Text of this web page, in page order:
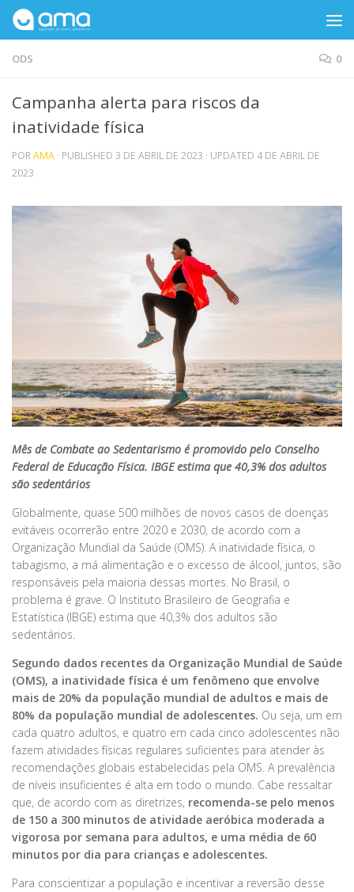
Skip to content
ODS 0
Campanha alerta para riscos da
inatividade física
PORAMA · PUBLISHED 3 DE ABRIL DE 2023 · UPDATED 4 DE ABRIL DE
2023
Mês de Combate ao Sedentarismo é promovido pelo Conselho
Federal de Educação Física. IBGE estima que 40,3% dos adultos
são sedentários
Globalmente, quase 500 milhões de novos casos de doenças
evitáveis ocorrerão entre 2020 e 2030, de acordo com a
Organização Mundial da Saúde (OMS). A inatividade física, o
tabagismo, a má alimentação e o excesso de álcool, juntos, são
responsáveis pela maioria dessas mortes. No Brasil, o
problema é grave. O Instituto Brasileiro de Geografia e
Estatística (IBGE) estima que 40,3% dos adultos são
sedentários.
Segundo dados recentes da Organização Mundial de Saúde
(OMS), a inatividade física é um fenômeno que envolve
mais de 20% da população mundial de adultos e mais de
80% da população mundial de adolescentes. Ou seja, um em
cada quatro adultos, e quatro em cada cinco adolescentes não
fazem atividades físicas regulares suficientes para atender às
recomendações globais estabelecidas pela OMS. A prevalência
de níveis insuficientes é alta em todo o mundo. Cabe ressaltar
que, de acordo com as diretrizes, recomenda-se pelo menos
de 150 a 300 minutos de atividade aeróbica moderada a
vigorosa por semana para adultos, e uma média de 60
minutos por dia para crianças e adolescentes.
Para conscientizar a população e incentivar a reversão desse